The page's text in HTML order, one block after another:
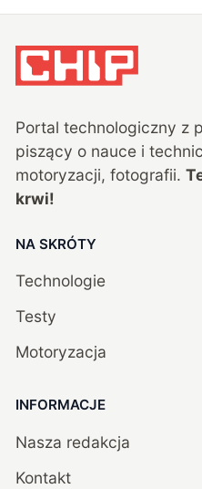
Portal technologiczny z
piszący o nauce i
motoryzacji, fotografii.
krwi!
NA SKRÓTY
Technologie
Testy
Motoryzacja
INFORMACJE
Nasza redakcja
Kontakt